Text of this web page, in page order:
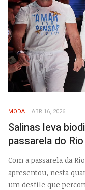
MODA ABR 16, 2026
Salinas leva
passarela do
Com a passarela da
apresentou, nesta
um desfile que